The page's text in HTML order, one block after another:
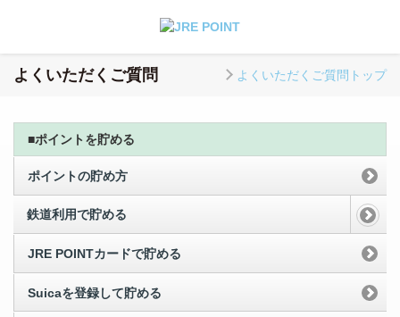
よくいただくご質問 よくいただくご質問トップ
■ポイントを貯める
ポイントの貯め方
鉄道利用で貯める
JRE POINTカードで貯める
Suicaを登録して貯める